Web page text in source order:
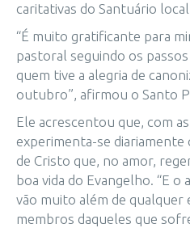
caritativas do Santuário
“É muito gratificante para
pastoral seguindo os
quem tive a alegria de
outubro”, afirmou o Santo
Ele acrescentou que, com
experimenta-se diariamente
de Cristo que, no amor,
boa vida do Evangelho. “E o
vão muito além de
membros daqueles que